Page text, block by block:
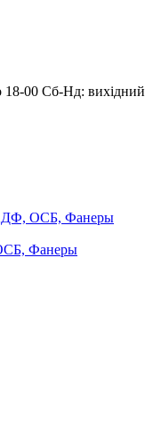
18-00 Сб-Нд: вихідний
ОСБ, Фанеры
Фанеры